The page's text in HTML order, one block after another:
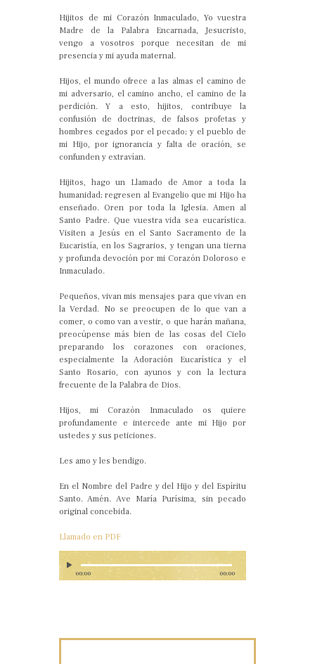
Hijitos de mi Corazón Inmaculado, Yo vuestra
Madre de la Palabra Encarnada, Jesucristo,
vengo a vosotros porque necesitan de mi
presencia y mi ayuda maternal.
Hijos, el mundo ofrece a las almas el camino de
mi adversario, el camino ancho, el camino de la
perdición. Y a esto, hijitos, contribuye la
confusión de doctrinas, de falsos profetas y
hombres cegados por el pecado; y el pueblo de
mi Hijo, por ignorancia y falta de oración, se
confunden y extravían.
Hijitos, hago un Llamado de Amor a toda la
humanidad; regresen al Evangelio que mi Hijo ha
enseñado. Oren por toda la Iglesia. Amen al
Santo Padre. Que vuestra vida sea eucarística.
Visiten a Jesús en el Santo Sacramento de la
Eucaristía, en los Sagrarios, y tengan una tierna
y profunda devoción por mi Corazón Doloroso e
Inmaculado.
Pequeños, vivan mis mensajes para que vivan en
la Verdad. No se preocupen de lo que van a
comer, o como van a vestir, o que harán mañana,
preocúpense más bien de las cosas del Cielo
preparando los corazones con oraciones,
especialmente la Adoración Eucarística y el
Santo Rosario, con ayunos y con la lectura
frecuente de la Palabra de Dios.
Hijos, mi Corazón Inmaculado os quiere
profundamente e intercede ante mi Hijo por
ustedes y sus peticiones.
Les amo y les bendigo.
En el Nombre del Padre y del Hijo y del Espíritu
Santo. Amén. Ave María Purísima, sin pecado
original concebida.
Llamado en PDF
00:00 00:00